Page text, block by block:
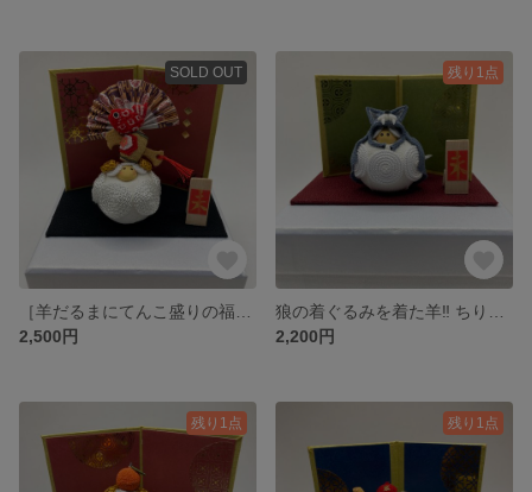
SOLD OUT
2,500円
残り1点
2,200円
残り1点 残り1点